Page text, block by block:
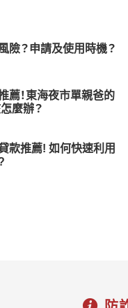
險？申請及使用時機？
薦！東海夜市單親爸的
麼辦？
款推薦! 如何快速利用